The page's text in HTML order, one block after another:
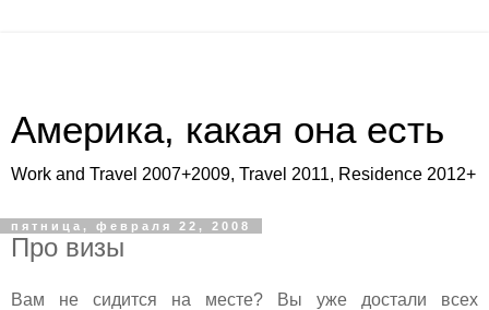
Америка, какая она есть
Work and Travel 2007+2009, Travel 2011, Residence 2012+
пятница, февраля 22, 2008
Про визы
Вам не сидится на месте? Вы уже достали всех